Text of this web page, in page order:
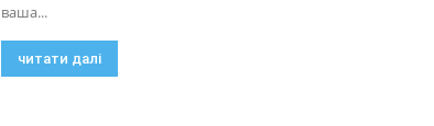
ваша...
читати далі